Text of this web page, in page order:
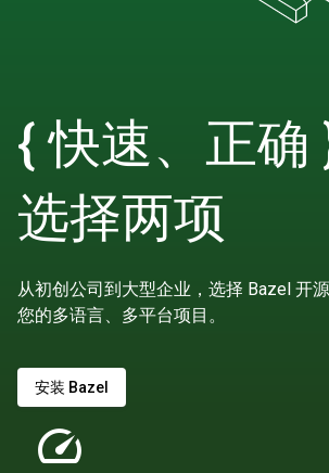
{ 快速、正确
选择两项
从初创公司到大型企业，选择 Bazel 开
您的多语言、多平台项目。
安装 Bazel
speed